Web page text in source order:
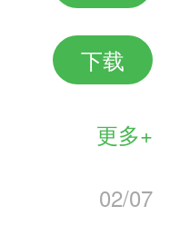
下载
更多+
02/07